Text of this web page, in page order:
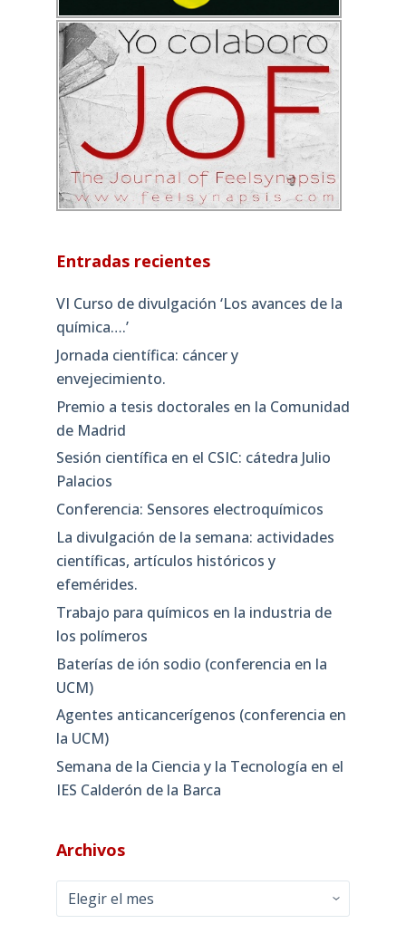
Entradas recientes
VI Curso de divulgación ‘Los avances de la
química….’
Jornada científica: cáncer y
envejecimiento.
Premio a tesis doctorales en la Comunidad
de Madrid
Sesión científica en el CSIC: cátedra Julio
Palacios
Conferencia: Sensores electroquímicos
La divulgación de la semana: actividades
científicas, artículos históricos y
efemérides.
Trabajo para químicos en la industria de
los polímeros
Baterías de ión sodio (conferencia en la
UCM)
Agentes anticancerígenos (conferencia en
la UCM)
Semana de la Ciencia y la Tecnología en el
IES Calderón de la Barca
Archivos
Archivos